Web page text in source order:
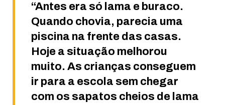
“Antes era só lama e buraco.
Quando chovia, parecia uma
piscina na frente das casas.
Hoje a situação melhorou
muito. As crianças conseguem
ir para a escola sem chegar
com os sapatos cheios de lama